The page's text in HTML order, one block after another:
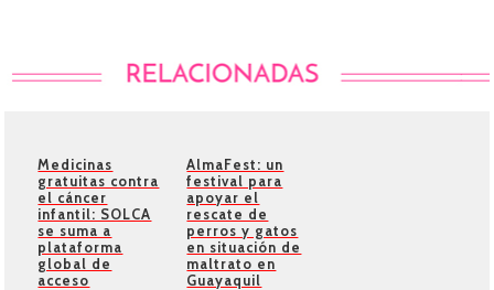
Medicinas
gratuitas contra
el cáncer
infantil: SOLCA
se suma a
plataforma
global de
acceso
AlmaFest: un
festival para
apoyar el
rescate de
perros y gatos
en situación de
maltrato en
Guayaquil